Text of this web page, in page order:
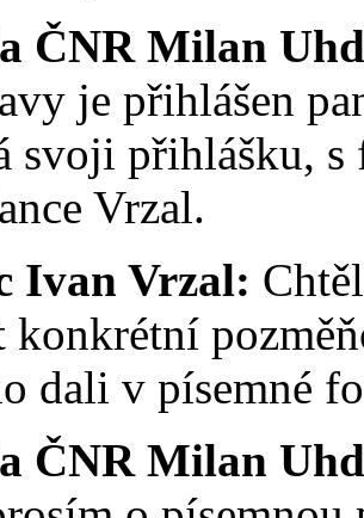
ČNR Milan
je přihlášen
svoji přihlášku,
Vrzal.
Ivan Vrzal:
konkrétní
dali v písemné
ČNR Milan